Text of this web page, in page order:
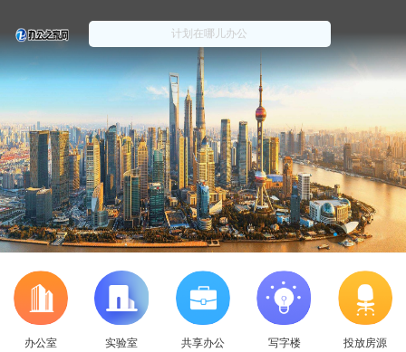
办公室 实验室 共享办公 写字楼 投放房源